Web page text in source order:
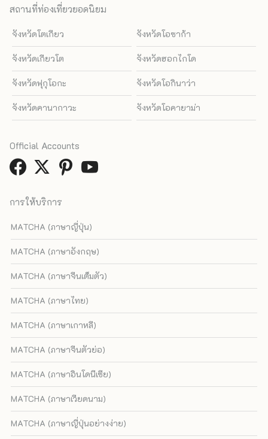
สถานที่ท่องเที่ยวยอดนิยม
จังหวัดโตเกียว จังหวัดโอซาก้า
จังหวัดเกียวโต จังหวัดฮอกไกโด
จังหวัดฟุกุโอกะ จังหวัดโอกินาว่า
จังหวัดคานากาวะ จังหวัดโอคายาม่า
การให้บริการ
MATCHA (ภาษาญี่ปุ่น)
MATCHA (ภาษาอังกฤษ)
MATCHA (ภาษาจีนเต็มตัว)
MATCHA (ภาษาไทย)
MATCHA (ภาษาเกาหลี)
MATCHA (ภาษาจีนตัวย่อ)
MATCHA (ภาษาอินโดนีเซีย)
MATCHA (ภาษาเวียดนาม)
MATCHA (ภาษาญี่ปุ่นอย่างง่าย)
Official Accounts